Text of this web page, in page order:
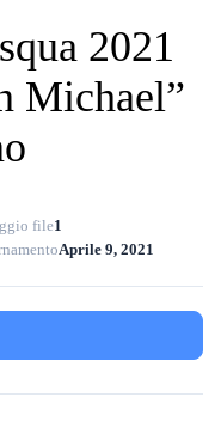
2021
Michael”
file1
Aprile 9, 2021